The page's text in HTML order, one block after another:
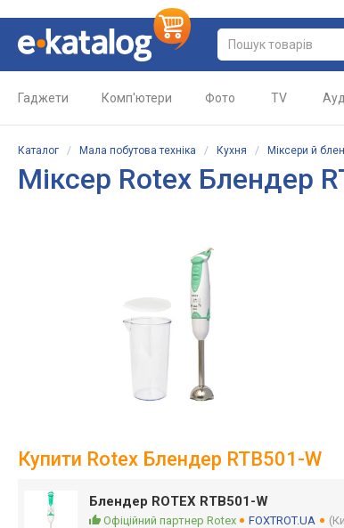
Гаджети Комп'ютери Фото TV
Каталог / Мала побутова техніка / Кухня / Міксери й
Міксер Rotex Блендер
Купити Rotex Блендер RTB501-W
Блендер ROTEX RTB501-W
Офіційний партнер Rotex FOXTROT.UA